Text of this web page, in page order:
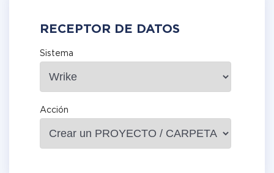
RECEPTOR DE DATOS
Sistema
Acción